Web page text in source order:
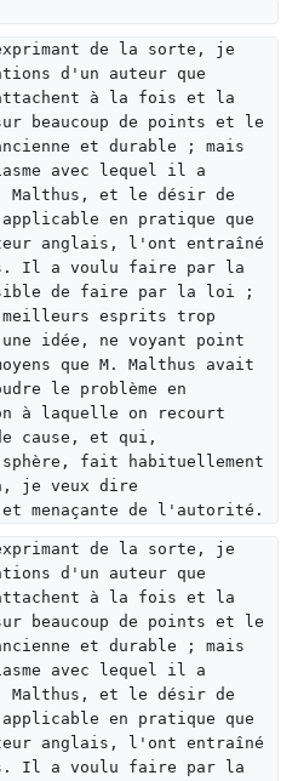
de la sorte, je
d'un auteur que
à la fois et la
beaucoup de points et le
et durable ; mais
avec lequel il a
Malthus, et le désir de
en pratique que
anglais, l'ont entraîné
Il a voulu faire par la
de faire par la loi ;
esprits trop
idée, ne voyant point
que M. Malthus avait
le problème en
à laquelle on recourt
cause, et qui,
fait habituellement
je veux dire
menaçante de l'autorité.
de la sorte, je
d'un auteur que
à la fois et la
beaucoup de points et le
et durable ; mais
avec lequel il a
Malthus, et le désir de
en pratique que
anglais, l'ont entraîné
Il a voulu faire par la